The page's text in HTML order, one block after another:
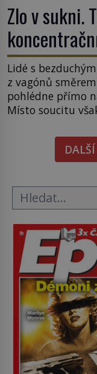
Zlo v sukni.
Lidé s
z vagónů
pohlédne přímo
Místo soucitu
Rudolf Höss
1979) či Heinrich
o koho se